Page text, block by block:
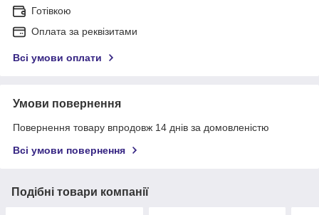
Готівкою
Оплата за реквізитами
Всі умови оплати
Умови повернення
Повернення товару впродовж 14 днів за домовленістю
Всі умови повернення
Подібні товари компанії